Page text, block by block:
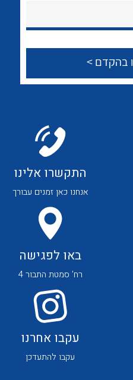
לכל מוצרי היצרן
התקשרו אלינו
אנחנו כאן זמנים עבורך
באו לפגישה
רח' סמטת התבור 4
עקבו אחרנו
עקבו להתעדכן